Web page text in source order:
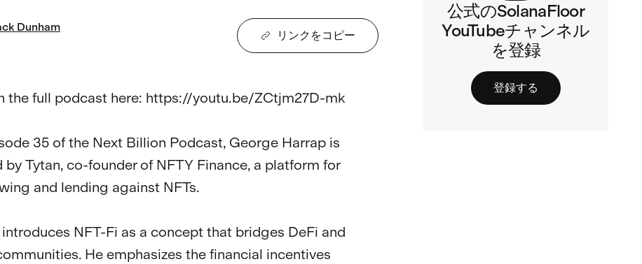
Dunham
リンクをコピー
the full podcast here: https://youtu.be/ZCtjm27D-mk
35 of the Next Billion Podcast, George Harrap is
by Tytan, co-founder of NFTY Finance, a platform for
and lending against NFTs.
NFT-Fi as a concept that bridges DeFi and
He emphasizes the financial incentives
公式のSolanaFloor
YouTubeチャンネル
を登録
登録する